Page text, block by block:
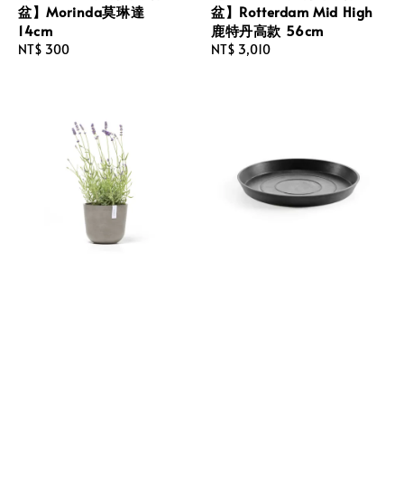
盆】Morinda莫琳達
14cm
Regular
NT$ 300
盆】Rotterdam Mid High
鹿特丹高款 56cm
Regular
NT$ 3,010